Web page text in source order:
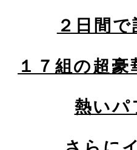
２日間
１７組の超
熱いパ